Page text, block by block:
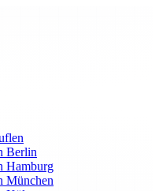
Berlin
Hamburg
München